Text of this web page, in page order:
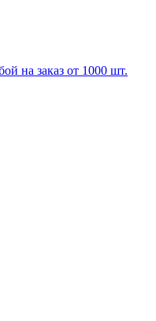
на заказ от 1000 шт.